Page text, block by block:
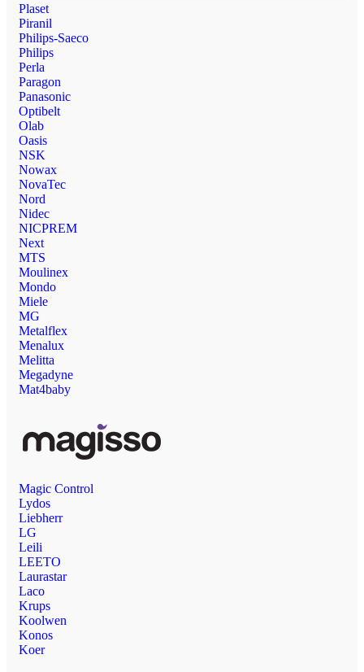
Plaset
Piranil
Philips-Saeco
Philips
Perla
Paragon
Panasonic
Optibelt
Olab
Oasis
NSK
Nowax
NovaTec
Nord
Nidec
NICPREM
Next
MTS
Moulinex
Mondo
Miele
MG
Metalflex
Menalux
Melitta
Megadyne
Mat4baby
Magic Control
Lydos
Liebherr
LG
Leili
LEETO
Laurastar
Laco
Krups
Koolwen
Konos
Koer